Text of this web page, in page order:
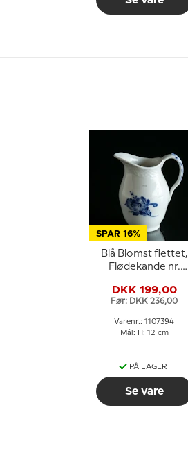
SPAR 16%
Blå Blomst flettet,
Flødekande nr.
Royal Copenhagen
DKK 199,00
Før: DKK 236,00
Varenr.: 1107394
Mål: H: 12 cm
PÅ LAGER
Se vare